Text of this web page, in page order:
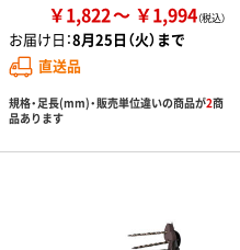
￥1,822 ￥1,994
お届け日：8月25日（火）まで
直送品
規格・足長(mm)・販売単位違いの商品が2商
品あります